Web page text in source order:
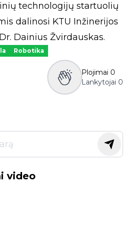
technologijų startuolių
dalinosi KTU Inžinerijos
Dainius Žvirdauskas.
Robotika
Plojimai 0
Lankytojai 0
video